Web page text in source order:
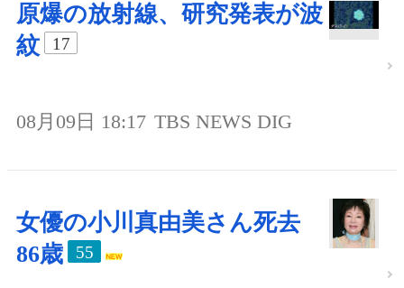
原爆の放射線、研究発表が波
紋
17
08月09日 18:17 TBS NEWS DIG
女優の小川真由美さん死去
86歳
55